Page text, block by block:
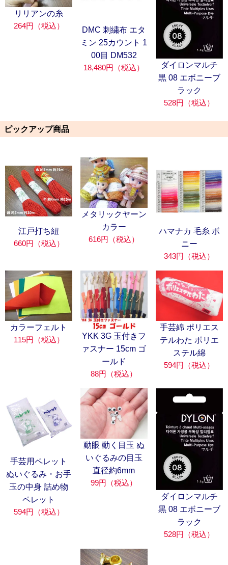
リリアンの糸
264円（税込）
DMC 刺繍布 エタ
ミン 25カウント 1
00目 DM532
18,480円（税込）
ダイロンマルチ
黒 08 エボニーブ
ラック
528円（税込）
ピックアップ商品
江戸打ち紐
660円（税込）
メタリックヤーン
カラー
616円（税込）
ハマナカ 毛糸 ボ
ニー
343円（税込）
カラーフェルト
115円（税込）
YKK 3G 玉付きフ
ァスナー 15cm ゴ
ールド
88円（税込）
手芸綿 ポリエス
テルわた ポリエ
ステル綿
594円（税込）
手芸用ペレット
ぬいぐるみ・お手
玉の中身 詰め物
ペレット
594円（税込）
動眼 動く目玉 ぬ
いぐるみの目玉
直径約6mm
99円（税込）
ダイロンマルチ
黒 08 エボニーブ
ラック
528円（税込）